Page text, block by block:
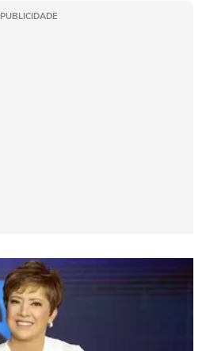
PUBLICIDADE